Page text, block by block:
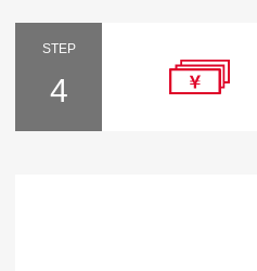
STEP
4